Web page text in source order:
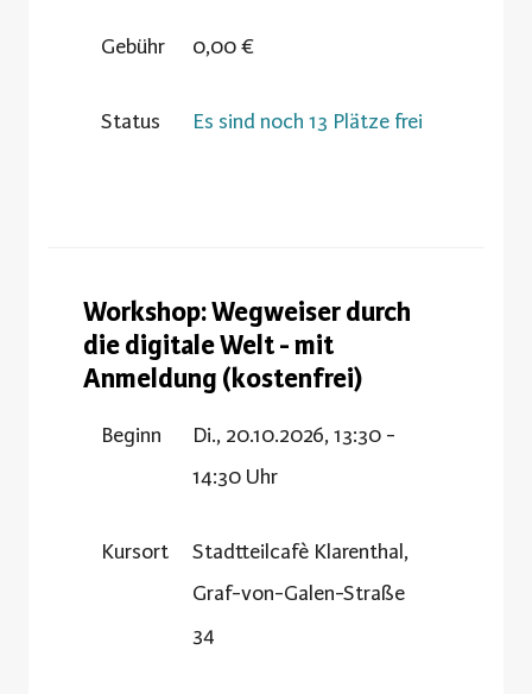
Gebühr 0,00 €
Status Es sind noch 13 Plätze frei
Workshop: Wegweiser durch
die digitale Welt - mit
Anmeldung (kostenfrei)
Beginn
Di., 20.10.2026, 13:30 -
14:30 Uhr
Kursort
Stadtteilcafè Klarenthal,
Graf-von-Galen-Straße
34